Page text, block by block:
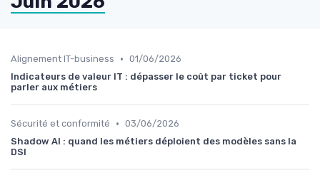
Alignement IT-business • 01/06/2026
Indicateurs de valeur IT : dépasser le coût par ticket pour
parler aux métiers
Sécurité et conformité • 03/06/2026
Shadow AI : quand les métiers déploient des modèles sans la
DSI